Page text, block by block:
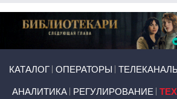
КАТАЛОГ ОПЕРАТОРЫ
АНАЛИТИКА РЕГУЛИРОВАНИЕ